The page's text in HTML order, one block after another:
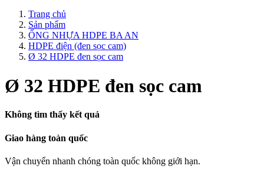
Trang chủ
Sản phẩm
ỐNG NHỰA HDPE BA AN
HDPE điện (đen sọc cam)
Ø 32 HDPE đen sọc cam
Ø 32 HDPE đen sọc cam
Không tìm thấy kết quả
Giao hàng toàn quốc
Vận chuyển nhanh chóng toàn quốc không giới hạn.